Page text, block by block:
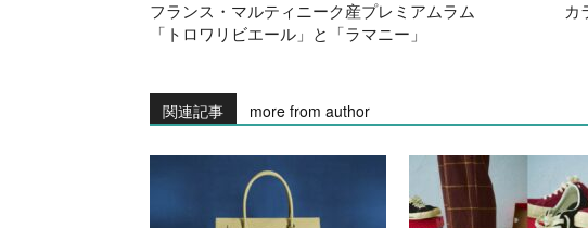
フランス・マルティニーク産プレミアムラム
「トロワリビエール」と「ラマニー」
カ
関連記事 more from author